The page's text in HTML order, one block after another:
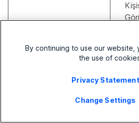
Grand
By continuing to use our website,
the use of
Privacy Statement
Change Settings